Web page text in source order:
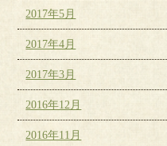
2017年5月
2017年4月
2017年3月
2016年12月
2016年11月